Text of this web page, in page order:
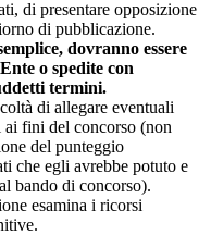
di presentare opposizione
di pubblicazione.
dovranno essere
o spedite con
termini.
di allegare eventuali
fini del concorso (non
del punteggio
che egli avrebbe potuto e
bando di concorso).
esamina i ricorsi